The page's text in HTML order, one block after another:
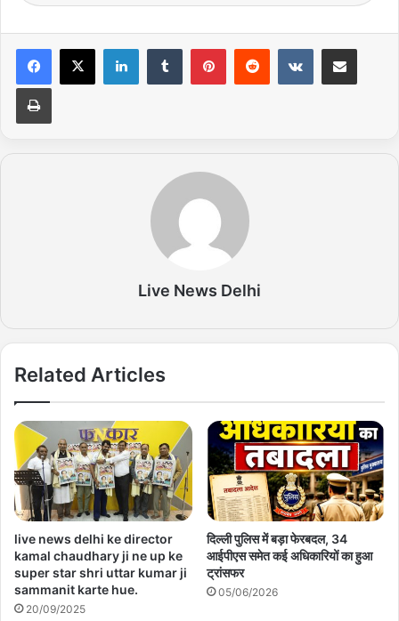
Live News Delhi
Related Articles
live news delhi ke director
kamal chaudhary ji ne up ke
super star shri uttar kumar ji
sammanit karte hue.
20/09/2025
दिल्ली पुलिस में बड़ा फेरबदल, 34
आईपीएस समेत कई अधिकारियों का हुआ
ट्रांसफर
05/06/2026